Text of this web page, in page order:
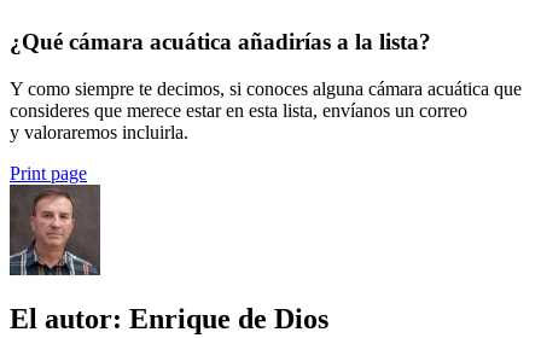
¿Qué cámara acuática añadirías a la lista?
Y como siempre te decimos, si conoces alguna cámara acuática que
consideres que merece estar en esta lista, envíanos un correo
y valoraremos incluirla.
Print page
El autor: Enrique de Dios